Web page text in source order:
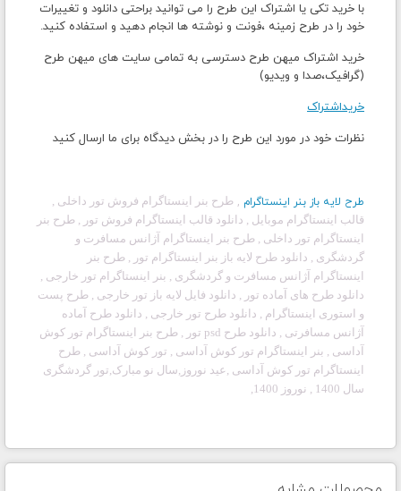
با خرید تکی یا اشتراک این طرح را می توانید براحتی دانلود و تغییرات
خود را در طرح زمینه ،فونت و نوشته ها انجام دهید و استفاده کنید.
خرید اشتراک میهن طرح دسترسی به تمامی سایت های میهن طرح
(گرافیک،صدا و ویدیو)
خریداشتراک
نظرات خود در مورد این طرح را در بخش دیدگاه برای ما ارسال کنید
طرح لایه باز بنر اینستاگرام , طرح بنر اینستاگرام فروش تور داخلی ,
قالب اینستاگرام موبایل , دانلود قالب اینستاگرام فروش تور , طرح بنر
اینستاگرام تور داخلی , طرح بنر اینستاگرام آژانس مسافرت و
گردشگری , دانلود طرح لایه باز بنر اینستاگرام تور , طرح بنر
اینستاگرام آژانس مسافرت و گردشگری , بنر اینستاگرام تور خارجی ,
دانلود طرح های آماده تور , دانلود فایل لایه باز تور خارجی , طرح پست
و استوری اینستاگرام , دانلود طرح تور خارجی , دانلود طرح آماده
آژانس مسافرتی , دانلود طرح psd تور , طرح بنر اینستاگرام تور کوش
آداسی , بنر اینستاگرام تور کوش آداسی , تور کوش آداسی , طرح
اینستاگرام تور کوش آداسی , عید نوروز,سال نو مبارک,تور گردشگری
سال 1400 , نوروز 1400,